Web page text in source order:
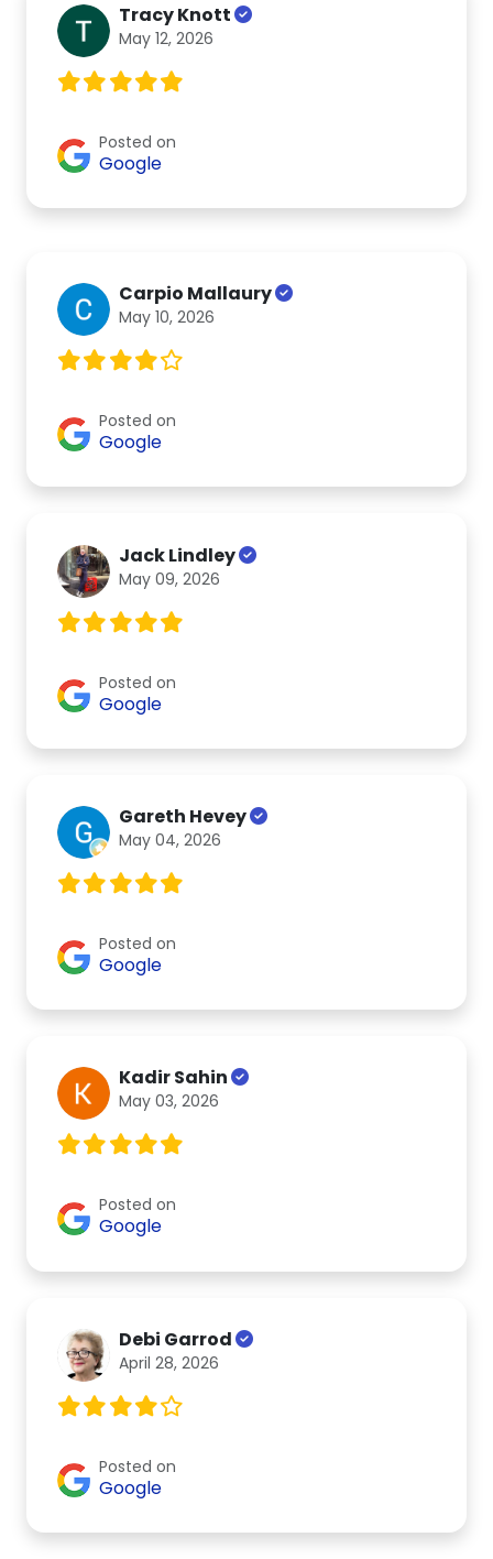
Tracy Knott
May 12, 2026
Posted on
Google
Carpio Mallaury
May 10, 2026
Posted on
Google
Jack Lindley
May 09, 2026
Posted on
Google
Gareth Hevey
May 04, 2026
Posted on
Google
Kadir Sahin
May 03, 2026
Posted on
Google
Debi Garrod
April 28, 2026
Posted on
Google